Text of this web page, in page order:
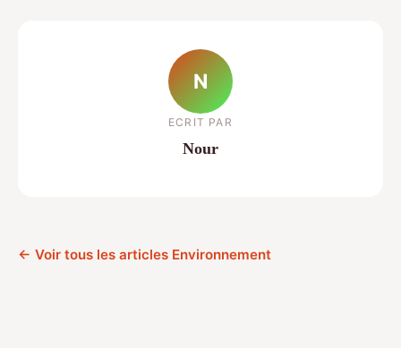
N
ECRIT PAR
Nour
← Voir tous les articles Environnement